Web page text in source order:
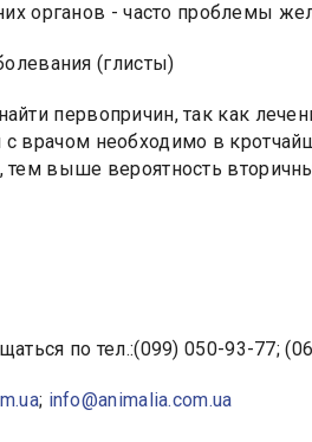
органов - часто проблемы
(глисты)
первопричин, так как
с врачом необходимо в
тем выше вероятность
по тел.:(099) 050-93-77;
; info@animalia.com.ua